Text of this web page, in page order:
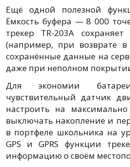
Ещё одной полезной
Ёмкость буфера — 8 000
трекер TR-203A
(например, при возврате
сохранённые данные на
даже при неполном
Для экономии
чувствительный датчик
настроить на
выключать накопление и
в портфеле школьника на
GPS и GPRS функции
информацию о своём